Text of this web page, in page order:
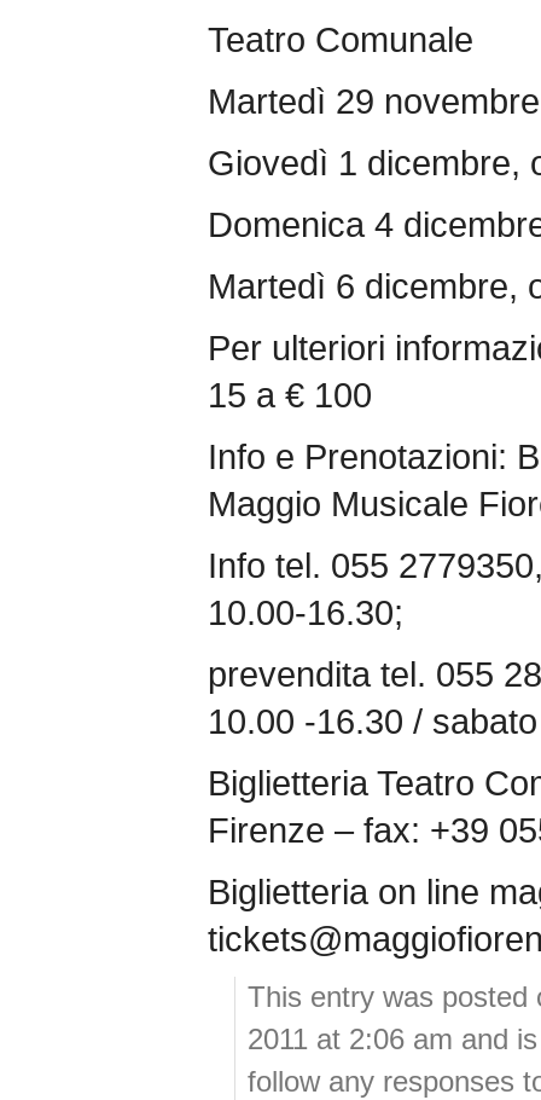
Teatro Comunale
Martedì 29
Giovedì 1 dicembre,
Domenica 4
Martedì 6 dicembre,
Per ulteriori
15 a € 100
Info e Prenotazioni:
Maggio Musicale
Info tel. 055
10.00-16.30;
prevendita tel. 055
10.00 -16.30 /
Biglietteria Teatro
Firenze – fax: +39
Biglietteria on line
This entry was posted
2011 at 2:06 am and
follow any responses